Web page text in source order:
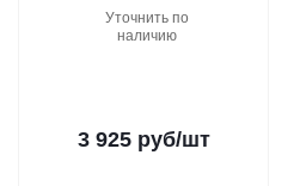
Уточнить по
наличию
3 925 руб/шт